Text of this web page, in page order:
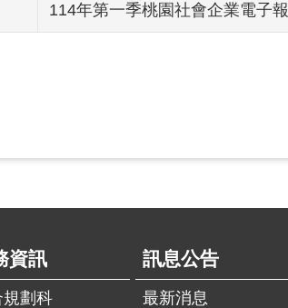
114年第一季桃園社會企業電子報
資訊
劃科
訊息公告
最新消息